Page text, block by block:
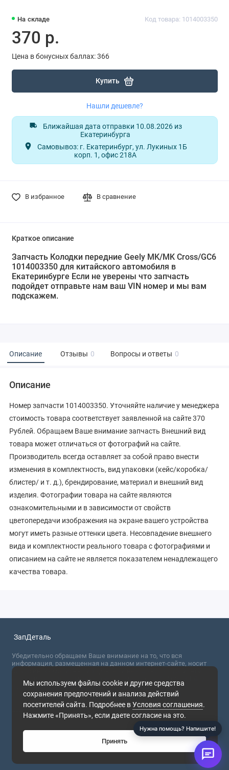
На складе Код товара: 1014003350
370 р.
Цена в бонусных баллах: 366
Купить
Нашли дешевле?
Ближайшая дата отправки 10.08.2026 из
Екатеринбурга
Самовывоз: г. Екатеринбург, ул. Лукиных 1Б
корп. 1, офис 218А
В избранное В сравнение
Краткое описание
Запчасть Колодки передние Geely MK/MK Cross/GC6
1014003350 для китайского автомобиля в
Екатеринбурге Если не уверены что запчасть
подойдет отправьте нам ваш VIN номер и мы вам
подскажем.
Описание Отзывы 0 Вопросы и ответы 0
Описание
Номер запчасти 1014003350. Уточняйте наличие у менеджера
стоимость товара соответствует заявленной на сайте 370
Рублей. Обращаем Ваше внимание запчасть Внешний вид
товара может отличаться от фотографий на сайте.
Производитель всегда оставляет за собой право внести
изменения в комплектность, вид упаковки (кейс/коробка/
блистер/ и т. д.), брендирование, материал и внешний вид
изделия. Фотографии товара на сайте являются
ознакомительными и в зависимости от свойств
цветопередачи изображения на экране вашего устройства
могут иметь разные оттенки цвета. Несовпадение внешнего
вида и комплектности реального товара с фотографиями и
описанием на сайте не является показателем ненадлежащего
качества товара.
Мы используем файлы cookie и другие средства
сохранения предпочтений и анализа действий
посетителей сайта. Подробнее вУсловия соглашения.
Нажмите «Принять», если даете согласие на это.
Принять
ЗапДеталь
Убедительно обращаем Ваше внимание на то, что вся
информация, размещенная на данном интернет-сайте, носит
сугубо информационный характер и не являются публичной
офертой, определяемой положениями Статьи 437 (2) ГК РФ. Для
получения точной информации о стоимости товаров,
пожалуйста, обращайтесь в ближайший офис продаж.
2026
Нужна помощь? Напишите!